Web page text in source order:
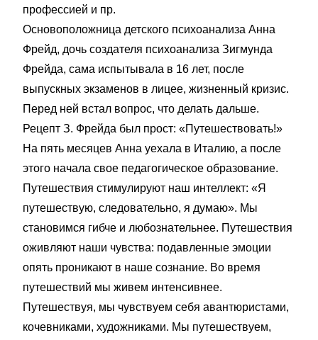
профессией и пр.
Основоположница детского психоанализа Анна
Фрейд, дочь создателя психоанализа Зигмунда
Фрейда, сама испытывала в 16 лет, после
выпускных экзаменов в лицее, жизненный кризис.
Перед ней встал вопрос, что делать дальше.
Рецепт З. Фрейда был прост: «Путешествовать!»
На пять месяцев Анна уехала в Италию, а после
этого начала свое педагогическое образование.
Путешествия стимулируют наш интеллект: «Я
путешествую, следовательно, я думаю». Мы
становимся гибче и любознательнее. Путешествия
оживляют наши чувства: подавленные эмоции
опять проникают в наше сознание. Во время
путешествий мы живем интенсивнее.
Путешествуя, мы чувствуем себя авантюристами,
кочевниками, художниками. Мы путешествуем,